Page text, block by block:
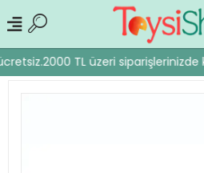
2000 TL üzeri siparişlerinizde